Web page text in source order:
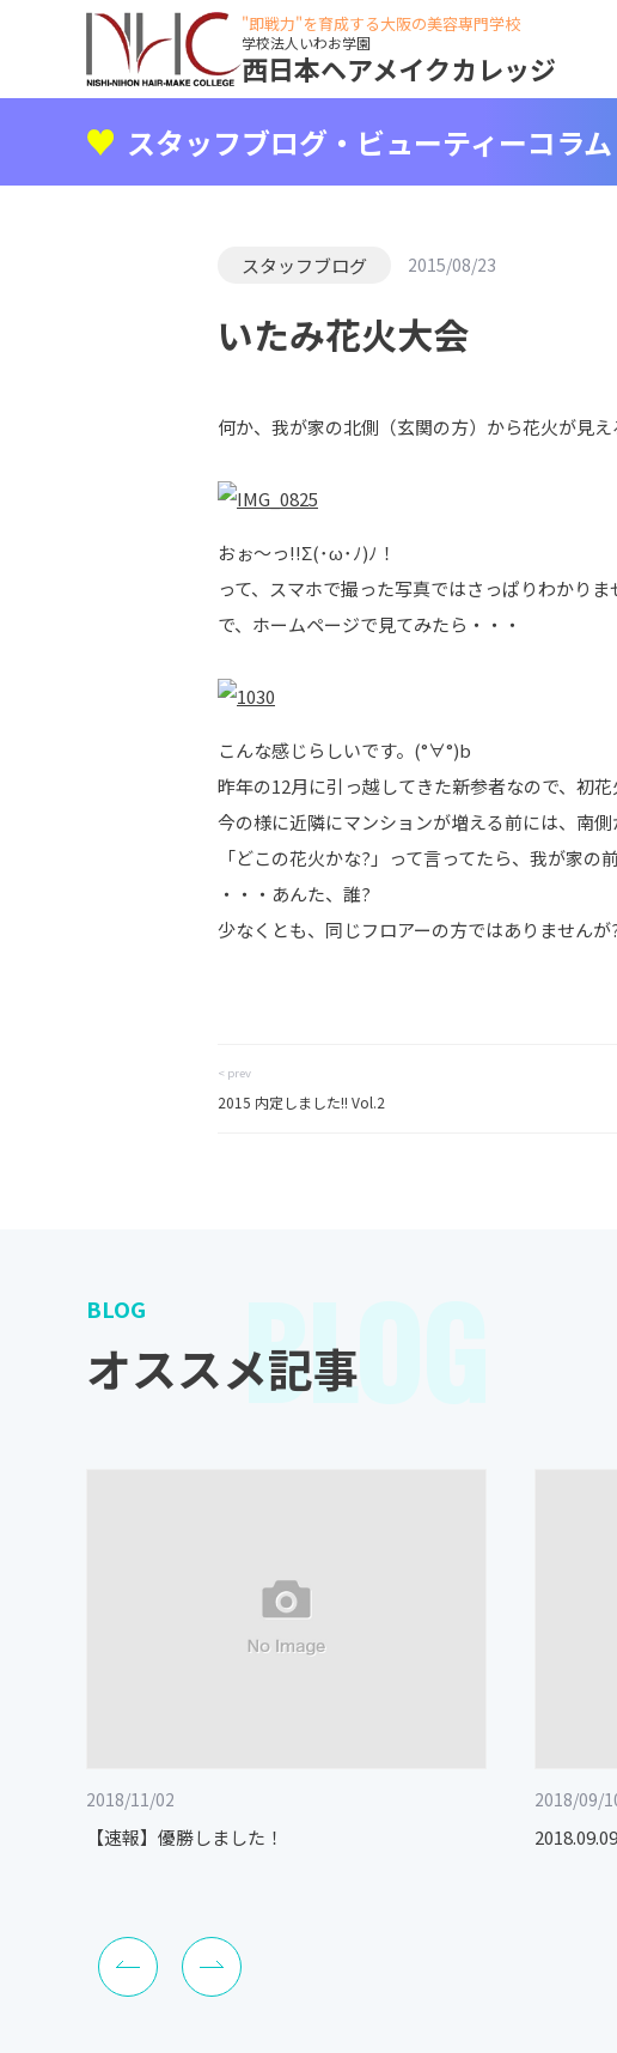
"即戦力"を育成する大阪の美容専門学校
学校法人いわお学園
西日本ヘアメイクカレッジ
スタッフブログ・ビューティーコラム
スタッフブログ 2015/08/23
いたみ花火大会
何か、我が家の北側（玄関の方）から花火が見
おぉ～っ!!Σ(･ω･ﾉ)ﾉ！
って、スマホで撮った写真ではさっぱりわかり
で、ホームページで見てみたら・・・
こんな感じらしいです。(°∀°)b
昨年の12月に引っ越してきた新参者なので、初花
今の様に近隣にマンションが増える前には、南
「どこの花火かな?」って言ってたら、我が家
・・・あんた、誰?
少なくとも、同じフロアーの方ではありません
< prev
2015 内定しました!! Vol.2
BLOG
オススメ記事
BLOG
2018/11/02
【速報】優勝しました！
2018/09/